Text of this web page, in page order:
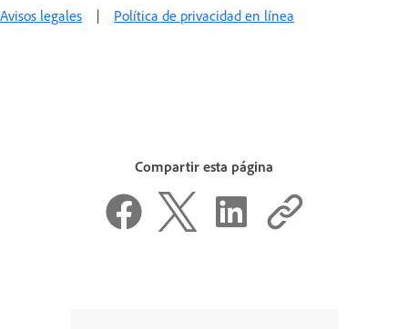
Avisos legales | Política de privacidad en línea
Compartir esta página